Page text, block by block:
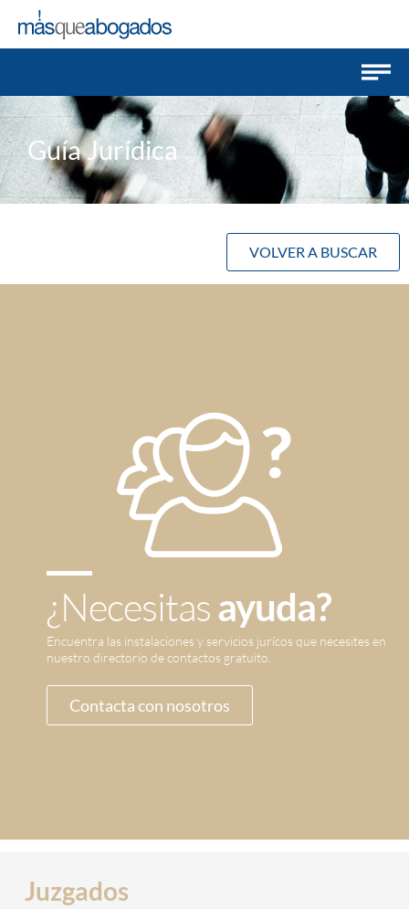
Guía Jurídica
VOLVER A BUSCAR
¿Necesitasayuda?
Encuentra las instalaciones y servicios jurícos que necesites en
nuestro directorio de contactos gratuito.
Contacta con nosotros
Juzgados